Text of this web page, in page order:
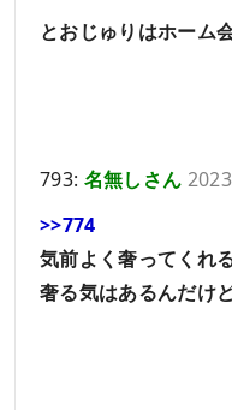
とおじゅりはホーム
793: 名無しさん
>>774
気前よく奢ってくれ
奢る気はあるんだけ